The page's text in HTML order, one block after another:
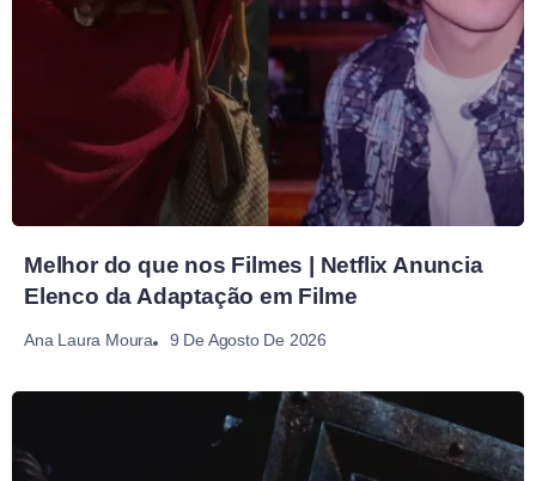
Melhor do que nos Filmes | Netflix Anuncia
Elenco da Adaptação em Filme
Ana Laura Moura 9 De Agosto De 2026